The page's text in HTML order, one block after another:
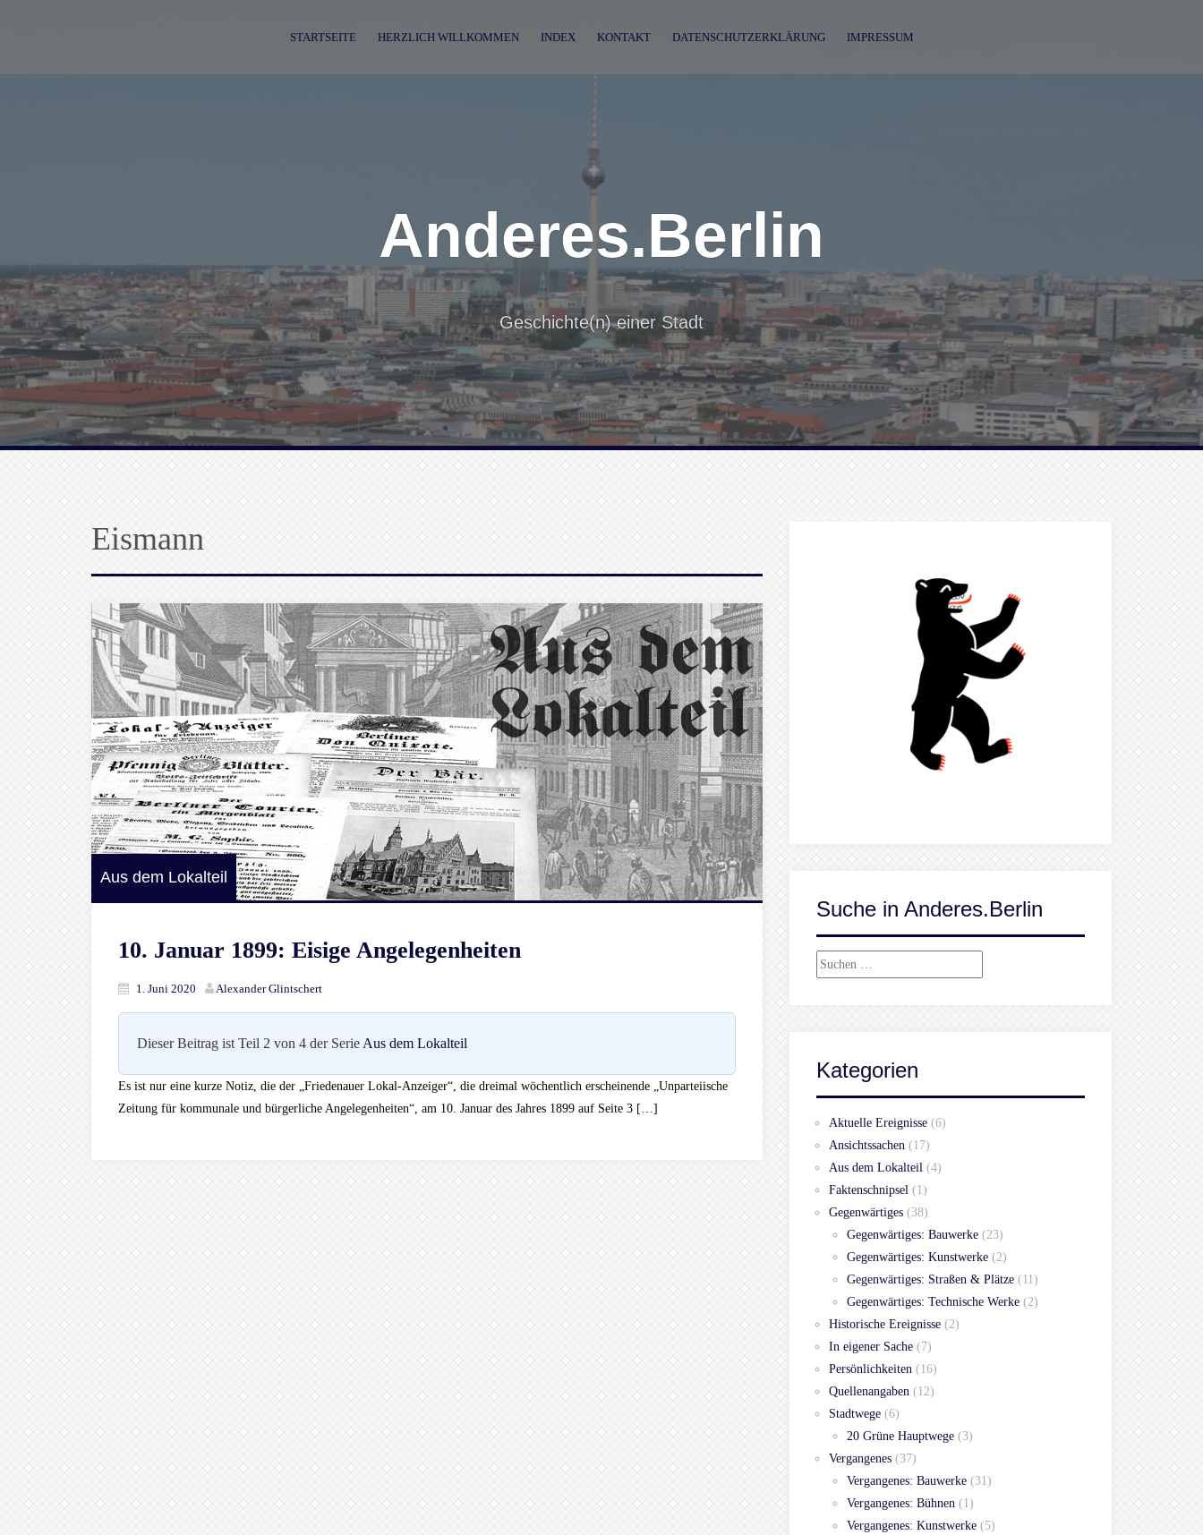
STARTSEITE HERZLICH WILLKOMMEN INDEX KONTAKT DATENSCHUTZERKLÄRUNG IMPRESSUM
Anderes.Berlin
Geschichte(n) einer Stadt
Eismann
Aus dem Lokalteil
10. Januar 1899: Eisige Angelegenheiten
1. Juni 2020 Alexander Glintschert
Dieser Beitrag ist Teil 2 von 4 der Serie Aus dem Lokalteil
Es ist nur eine kurze Notiz, die der „Friedenauer Lokal-Anzeiger“, die dreimal wöchentlich erscheinende „Unparteiische
Zeitung für kommunale und bürgerliche Angelegenheiten“, am 10. Januar des Jahres 1899 auf Seite 3 […]
Suche in Anderes.Berlin
Suchen
Kategorien
Aktuelle Ereignisse (6)
Ansichtssachen (17)
Aus dem Lokalteil (4)
Faktenschnipsel (1)
Gegenwärtiges (38)
Gegenwärtiges: Bauwerke (23)
Gegenwärtiges: Kunstwerke (2)
Gegenwärtiges: Straßen & Plätze (11)
Gegenwärtiges: Technische Werke (2)
Historische Ereignisse (2)
In eigener Sache (7)
Persönlichkeiten (16)
Quellenangaben (12)
Stadtwege (6)
20 Grüne Hauptwege (3)
Vergangenes (37)
Vergangenes: Bauwerke (31)
Vergangenes: Bühnen (1)
Vergangenes: Kunstwerke (5)